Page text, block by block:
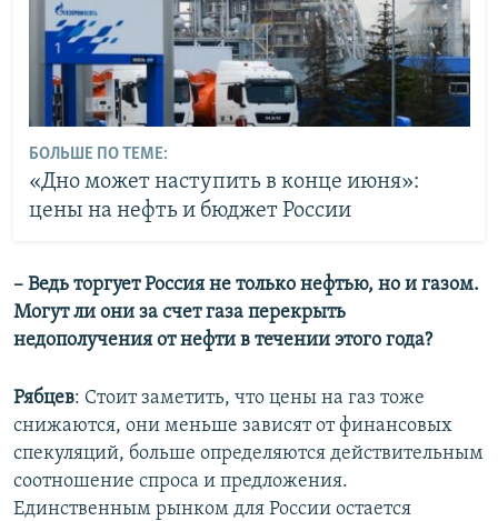
БОЛЬШЕ ПО ТЕМЕ:
«Дно может наступить в конце июня»:
цены на нефть и бюджет России
– Ведь торгует Россия не только нефтью, но и газом.
Могут ли они за счет газа перекрыть
недополучения от нефти в течении этого года?
Рябцев: Стоит заметить, что цены на газ тоже
снижаются, они меньше зависят от финансовых
спекуляций, больше определяются действительным
соотношение спроса и предложения.
Единственным рынком для России остается